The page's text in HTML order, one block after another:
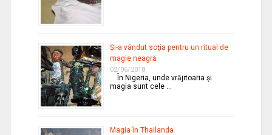
Şi-a vândut soţia pentru un ritual de
magie neagră
02/06/2018
În Nigeria, unde vrăjitoaria şi
magia sunt cele …
Magia în Thailanda